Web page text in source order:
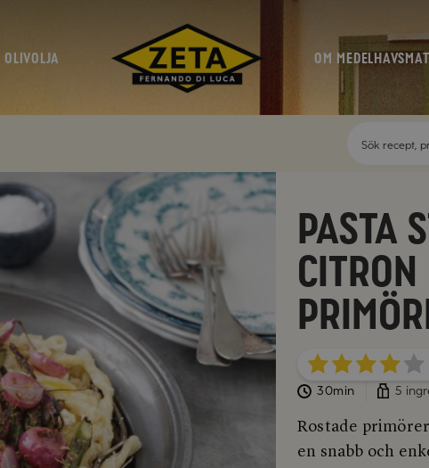
OLIVOLJA OM MEDELHAVSMAT
Pasta
citron
30min
5
Rostade
en snabb och